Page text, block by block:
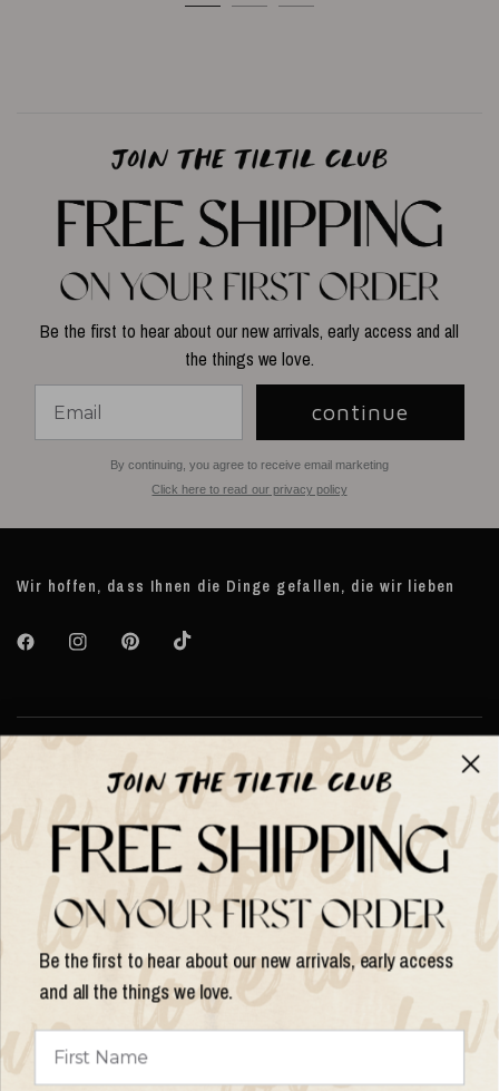
Be the first to hear about our new arrivals, early access and all
the things we love.
continue
By continuing, you agree to receive email marketing
Click here to read our privacy policy
Wir hoffen, dass Ihnen die Dinge gefallen, die wir lieben
Über TILTIL
Help
Hilfe und Informationen
aktualisieren
Be the first to hear about our new arrivals, early access
and all the things we love.